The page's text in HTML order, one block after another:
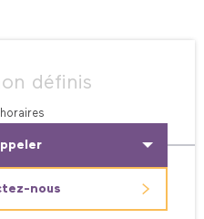
définis
nous